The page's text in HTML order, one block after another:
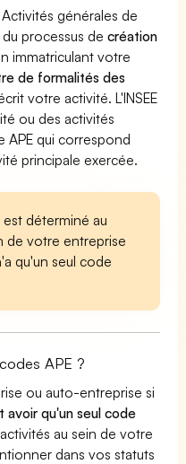
générales de
processus decréation
immatriculant votre
de formalités des
votre activité. L'INSEE
ou des activités
APE qui correspond
principale exercée.
est déterminé au
de votre entreprise
qu'un seul code
APE ?
ou auto-entreprise si
avoir qu'un seul code
au sein de votre
dans vos statuts